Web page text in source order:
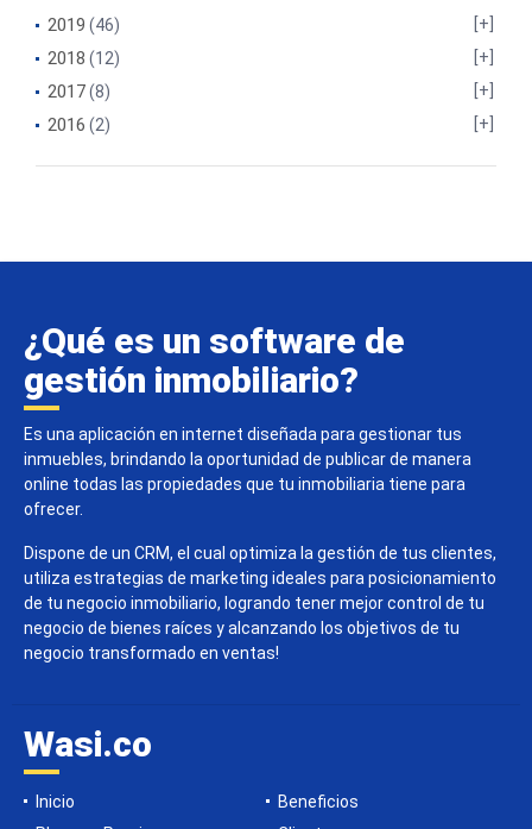
2019 (46)
2018 (12)
2017(8)
2016 (2)
¿Qué es un software de
gestión inmobiliario?
Es una aplicación en internet diseñada para gestionar tus
inmuebles, brindando la oportunidad de publicar de manera
online todas las propiedades que tu inmobiliaria tiene para
ofrecer.
Dispone de un CRM, el cual optimiza la gestión de tus clientes,
utiliza estrategias de marketing ideales para posicionamiento
de tu negocio inmobiliario, logrando tener mejor control de tu
negocio de bienes raíces y alcanzando los objetivos de tu
negocio transformado en ventas!
Wasi.co
Inicio
Beneficios